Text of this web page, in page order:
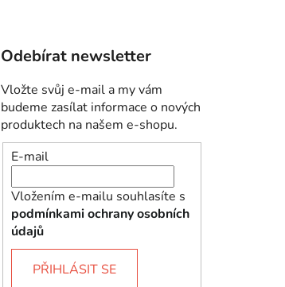
Odebírat newsletter
Vložte svůj e-mail a my vám
budeme zasílat informace o nových
produktech na našem e-shopu.
E-mail
Vložením e-mailu souhlasíte s
podmínkami ochrany osobních
údajů
PŘIHLÁSIT SE